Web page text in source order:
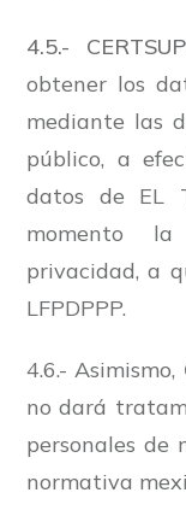
4.5.-
obtener los
mediante las
público, a
datos de EL
momento
privacidad, a
LFPDPPP.
4.6.- Asimismo,
no dará
personales de
normativa